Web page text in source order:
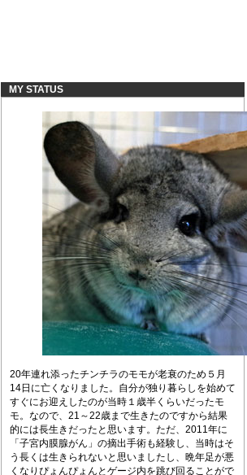
MY STATUS
20年連れ添ったチンチラのモモが老衰のため５月
14日に亡くなりました。自分が独り暮らしを始めて
すぐにお迎えしたのが当時１歳半くらいだったモ
モ。なので、21～22歳まで生きたのですから結果
的には長生きだったと思います。ただ、2011年に
「子宮内膜腺がん」の摘出手術も経験し、当時はそ
う長くは生きられないと思いましたし、晩年足が悪
くなりぴょんぴょんとゲージ内を跳び回ることがで